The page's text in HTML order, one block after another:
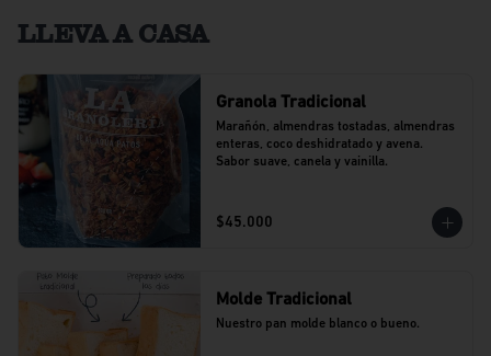
LLEVA A CASA
Granola Tradicional
Marañón, almendras tostadas, almendras
enteras, coco deshidratado y avena.
Sabor suave, canela y vainilla.
$45.000
Molde Tradicional
Nuestro pan molde blanco o bueno.